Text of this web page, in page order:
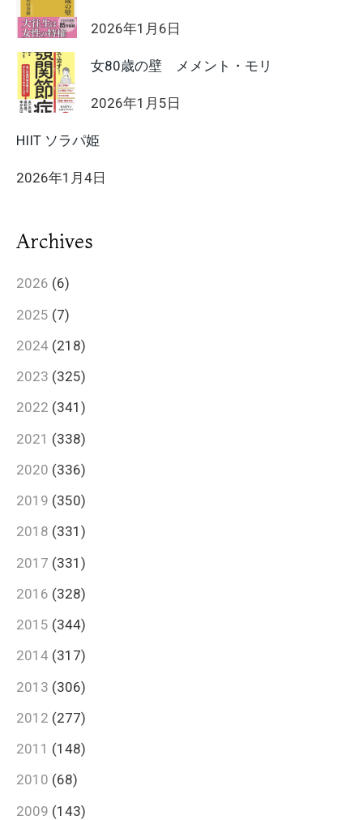
2026年1月6日
女80歳の壁 メメント・モリ
2026年1月5日
HIIT ソラパ姫
2026年1月4日
Archives
2026 (6)
2025 (7)
2024 (218)
2023 (325)
2022 (341)
2021 (338)
2020 (336)
2019 (350)
2018 (331)
2017 (331)
2016 (328)
2015 (344)
2014 (317)
2013 (306)
2012 (277)
2011 (148)
2010 (68)
2009 (143)